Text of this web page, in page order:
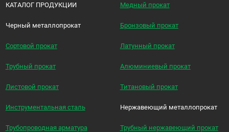
КАТАЛОГ ПРОДУКЦИИ
Черный металлопрокат
Сортовой прокат
Трубный прокат
Листовой прокат
Инструментальная сталь
Трубопроводная арматура
Медный прокат
Бронзовый прокат
Латунный прокат
Алюминиевый прокат
Титановый прокат
Нержавеющий металлопрокат
Трубный нержавеющий прокат